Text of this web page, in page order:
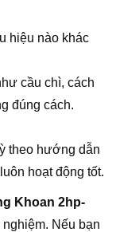
hiệu nào khác
cầu chì, cách
đúng cách.
theo hướng dẫn
hoạt động tốt.
Khoan 2hp-
Nếu bạn